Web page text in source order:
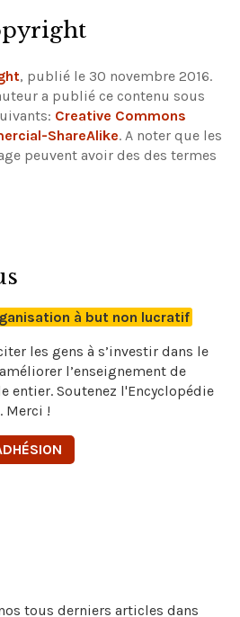
, publié le 30 novembre 2016.
a publié ce contenu sous
Creative Commons
ShareAlike. A noter que les
peuvent avoir des des termes
à but non lucratif
les gens à s’investir dans le
l’enseignement de
entier. Soutenez l'Encyclopédie
Merci !
tous derniers articles dans